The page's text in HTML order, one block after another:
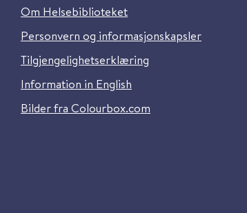
Om Helsebiblioteket
Personvern og informasjonskapsler
Tilgjengelighetserklæring
Information in English
Bilder fra Colourbox.com